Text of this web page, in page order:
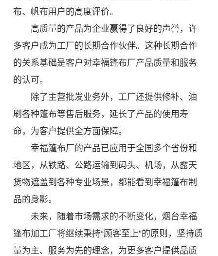
布、帆布用户的高度评价。
高质量的产品为企业赢得了良好的声誉，许
多客户成为工厂的长期合作伙伴。这种长期合作
的关系基础是客户对幸福篷布厂产品质量和服务
的认可。
除了主营批发业务外，工厂还提供修补、油
刷各种篷布等售后服务，延长了产品的使用寿
命，为客户提供全方面保障。
幸福篷布厂的产品已应用于全国多个省份和
地区，从铁路、公路运输到码头、机场，从露天
货物遮盖到各种专业场景，都能看到幸福篷布制
品的身影。
未来，随着市场需求的不断变化，烟台幸福
篷布加工厂将继续秉持“顾客至上”的原则，坚持质
量为主、服务为先的理念，为更多客户提供品质